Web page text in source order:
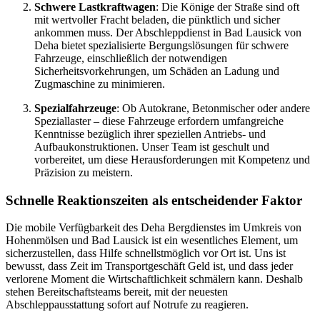
Schwere Lastkraftwagen: Die Könige der Straße sind oft
mit wertvoller Fracht beladen, die pünktlich und sicher
ankommen muss. Der Abschleppdienst in Bad Lausick von
Deha bietet spezialisierte Bergungslösungen für schwere
Fahrzeuge, einschließlich der notwendigen
Sicherheitsvorkehrungen, um Schäden an Ladung und
Zugmaschine zu minimieren.
Spezialfahrzeuge: Ob Autokrane, Betonmischer oder andere
Speziallaster – diese Fahrzeuge erfordern umfangreiche
Kenntnisse bezüglich ihrer speziellen Antriebs- und
Aufbaukonstruktionen. Unser Team ist geschult und
vorbereitet, um diese Herausforderungen mit Kompetenz und
Präzision zu meistern.
Schnelle Reaktionszeiten als entscheidender Faktor
Die mobile Verfügbarkeit des Deha Bergdienstes im Umkreis von
Hohenmölsen und Bad Lausick ist ein wesentliches Element, um
sicherzustellen, dass Hilfe schnellstmöglich vor Ort ist. Uns ist
bewusst, dass Zeit im Transportgeschäft Geld ist, und dass jeder
verlorene Moment die Wirtschaftlichkeit schmälern kann. Deshalb
stehen Bereitschaftsteams bereit, mit der neuesten
Abschleppausstattung sofort auf Notrufe zu reagieren.